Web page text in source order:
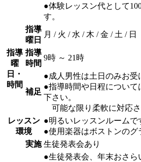
●体験レッスン代として
す。
指導
曜
日・
時間
指導
曜日
月 / 火 / 水 / 木 / 金 / 土 / 日
指導
時間
9時 ～ 21時
補足
●成人男性は土日のみお受
●指導時間や日程につい
下さい。
可能な限り柔軟に対応さ
レッスン
環境
●明るいレッスンルームで
●使用楽器はボストンのグ
実施 生徒発表会あり
●生徒発表会、年末おさら